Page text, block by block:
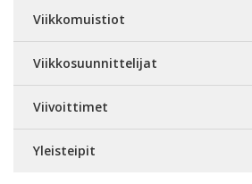
Viikkomuistiot
Viikkosuunnittelijat
Viivoittimet
Yleisteipit